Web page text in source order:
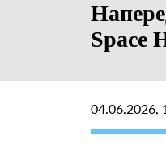
Space
04.06.2026,